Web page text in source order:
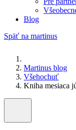
Blog
Späť na martinus
Martinus blog
Všehochuť
Kniha mesiaca